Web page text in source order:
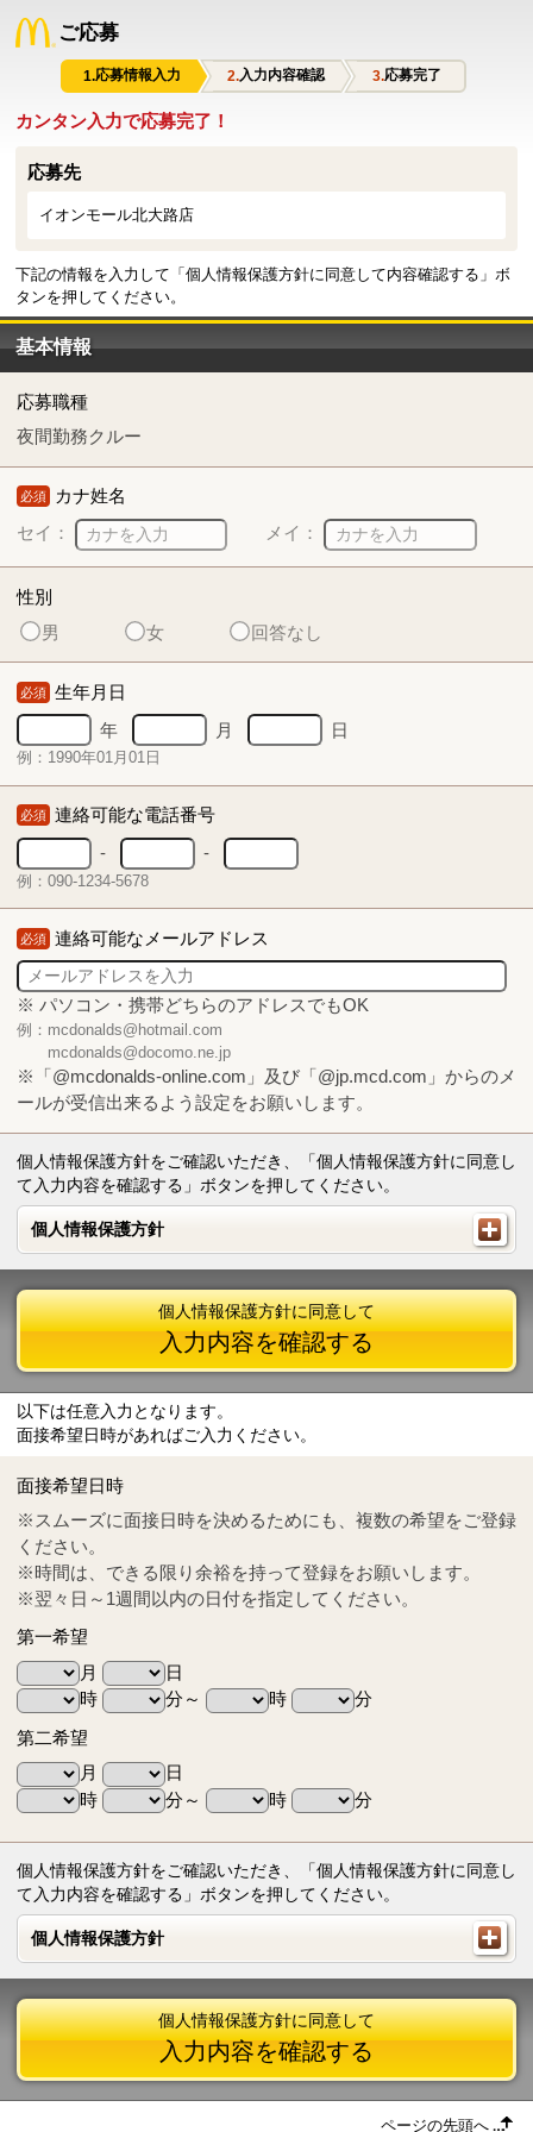
ご応募
応募情報入力 入力内容確認 応募完了
カンタン入力で応募完了！
応募先
イオンモール北大路店
下記の情報を入力して「個人情報保護方針に同意して内容確認する」ボ
タンを押してください。
基本情報
応募職種
夜間勤務クルー
必須 カナ姓名
セイ：
メイ：
性別
男
女 回答なし
必須 生年月日
年
月 日
例：1990年01月01日
必須 連絡可能な電話番号
-
-
例：090-1234-5678
必須 連絡可能なメールアドレス
※ パソコン・携帯どちらのアドレスでもOK
例：mcdonalds@hotmail.com
mcdonalds@docomo.ne.jp
※「@mcdonalds-online.com」及び「@jp.mcd.com」からのメ
ールが受信出来るよう設定をお願いします。
個人情報保護方針をご確認いただき、「個人情報保護方針に同意し
て入力内容を確認する」ボタンを押してください。
個人情報保護方針
個人情報保護方針
Tel
0570-55-0314
個人情報保護方針に同意して
入力内容を確認する
以下は任意入力となります。
面接希望日時があればご入力ください。
面接希望日時
※スムーズに面接日時を決めるためにも、複数の希望をご登録
ください。
※時間は、できる限り余裕を持って登録をお願いします。
※翌々日～1週間以内の日付を指定してください。
第一希望
月
日
時
分～ 時
分
第二希望
月
日
時
分～ 時 分
個人情報保護方針をご確認いただき、「個人情報保護方針に同意し
て入力内容を確認する」ボタンを押してください。
個人情報保護方針
個人情報保護方針
個人情報保護方針に同意して
入力内容を確認する
ページの先頭へ